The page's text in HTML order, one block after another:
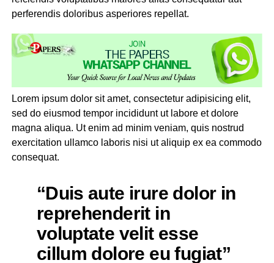
perferendis doloribus asperiores repellat.
Lorem ipsum dolor sit amet, consectetur adipisicing elit,
sed do eiusmod tempor incididunt ut labore et dolore
magna aliqua. Ut enim ad minim veniam, quis nostrud
exercitation ullamco laboris nisi ut aliquip ex ea commodo
consequat.
“Duis aute irure dolor in
reprehenderit in
voluptate velit esse
cillum dolore eu fugiat”